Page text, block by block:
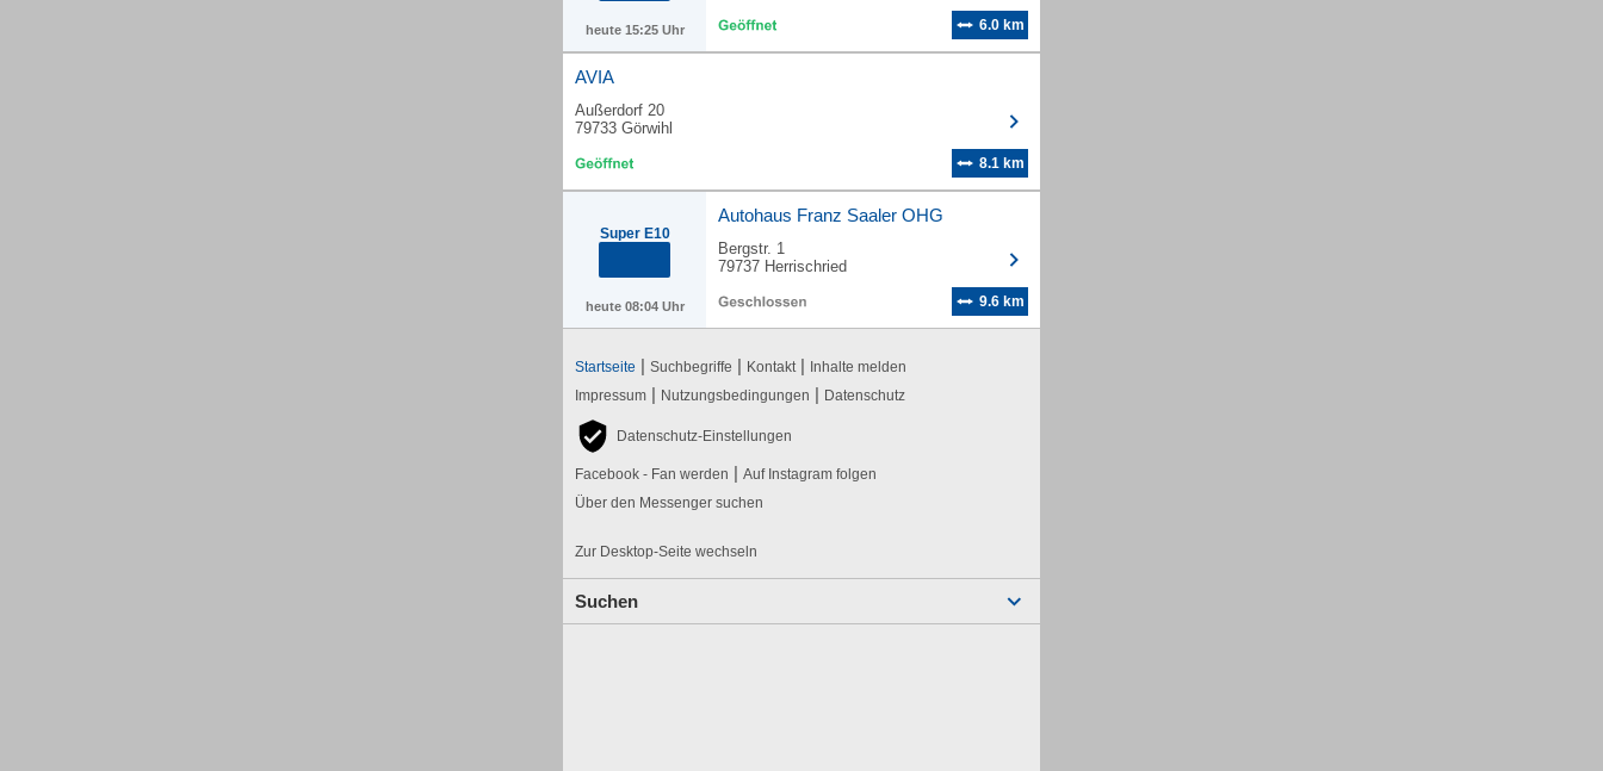
heute 15:25 Uhr 6.0 km
AVIA
Außerdorf 20
79733 Görwihl
8.1 km
Super E10
heute 08:04 Uhr
Autohaus Franz Saaler OHG
Bergstr. 1
79737 Herrischried
9.6 km
Startseite | Suchbegriffe | Kontakt | Inhalte melden
Impressum | Nutzungsbedingungen | Datenschutz
Datenschutz-Einstellungen
Facebook - Fan werden | Auf Instagram folgen
Über den Messenger suchen
Zur Desktop-Seite wechseln
Suchen